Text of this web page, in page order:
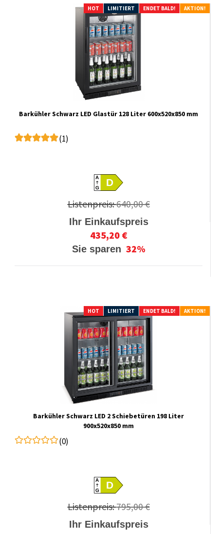
HOT LIMITIERT ENDET BALD! AKTION!
Barkühler Schwarz LED Glastür 128 Liter 600x520x850 mm
(1)
A
GD
Listenpreis:640,00 €
Ihr Einkaufspreis
435,20 €
Sie sparen 32%
HOT LIMITIERT ENDET BALD! AKTION!
Barkühler Schwarz LED 2 Schiebetüren 198 Liter
900x520x850 mm
(0)
A
GD
Listenpreis:795,00 €
Ihr Einkaufspreis